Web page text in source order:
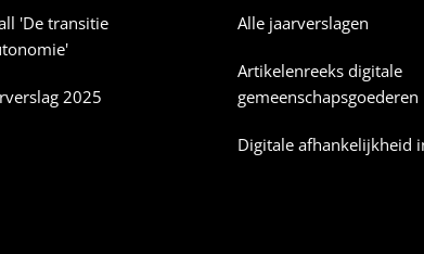
'De transitie
2025
Alle jaarverslagen
Artikelenreeks digitale
gemeenschapsgoederen
Digitale afhankelijkheid